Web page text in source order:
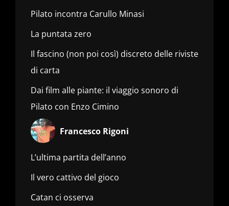
Pilato incontra Carullo Minasi
La puntata zero
Il fascino (non poi così) discreto delle riviste
di carta
Dai film alle piante: il viaggio sonoro di
Pilato con Enzo Cimino
Francesco Rigoni
L’ultima partita dell’anno
Il vero cattivo del gioco
Catan ci osserva